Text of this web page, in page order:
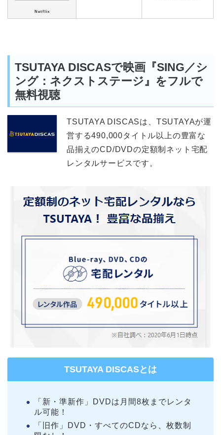
Netflix
TSUTAYA DISCASで映画『SING／シ
ング：ネクストステージ』をフルで
無料視聴
TSUTAYA DISCASは、TSUTAYAが運
営する490,000タイトル以上の豊富な
品揃えのCD/DVDの定額制ネット宅配
レンタルサービスです。
TSUTAYA DISCASとは
「新・準新作」DVDは月間8枚までレンタ
ル可能！
「旧作」DVD・すべてのCDなら、枚数制